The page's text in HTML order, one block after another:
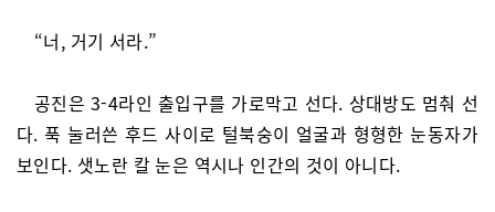
“너, 거기 서라.”
공진은 3-4라인 출입구를 가로막고 선다. 상대방도 멈춰 선
다. 푹 눌러쓴 후드 사이로 털북숭이 얼굴과 형형한 눈동자가
보인다. 샛노란 칼 눈은 역시나 인간의 것이 아니다.